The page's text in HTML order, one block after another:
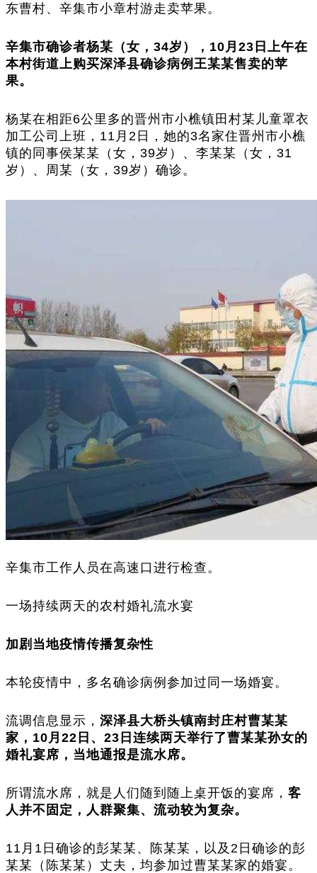
东曹村、辛集市小章村游走卖苹果。
辛集市确诊者杨某（女，34岁），10月23日上午在
本村街道上购买深泽县确诊病例王某某售卖的苹
果。
杨某在相距6公里多的晋州市小樵镇田村某儿童罩衣
加工公司上班，11月2日，她的3名家住晋州市小樵
镇的同事侯某某（女，39岁）、李某某（女，31
岁）、周某（女，39岁）确诊。
辛集市工作人员在高速口进行检查。
一场持续两天的农村婚礼流水宴
加剧当地疫情传播复杂性
本轮疫情中，多名确诊病例参加过同一场婚宴。
流调信息显示， 深泽县大桥头镇南封庄村曹某某
家，10月22日、23日连续两天举行了曹某某孙女的
婚礼宴席，当地通报是流水席。
所谓流水席，就是人们随到随上桌开饭的宴席， 客
人并不固定，人群聚集、流动较为复杂。
11月1日确诊的彭某某、陈某某，以及2日确诊的彭
某某（陈某某）丈夫，均参加过曹某某家的婚宴。